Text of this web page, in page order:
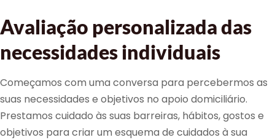
Avaliação personalizada das
necessidades individuais
Começamos com uma conversa para percebermos as
suas necessidades e objetivos no apoio domiciliário.
Prestamos cuidado às suas barreiras, hábitos, gostos e
objetivos para criar um esquema de cuidados à sua